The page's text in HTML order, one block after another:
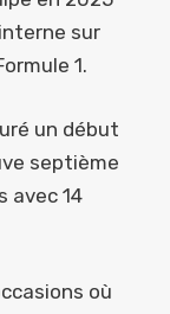
sur
1.
un début
septième
avec 14
où